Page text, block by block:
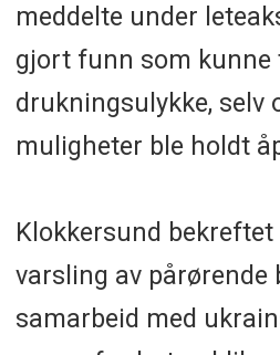
meddelte under
gjort funn som kunne
drukningsulykke, selv
muligheter ble holdt
Klokkersund
varsling av pårørende
samarbeid med